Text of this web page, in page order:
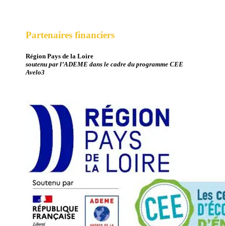
Partenaires financiers
Région Pays de la Loire
soutenu par l’ADEME dans le cadre du programme CEE
Avelo3